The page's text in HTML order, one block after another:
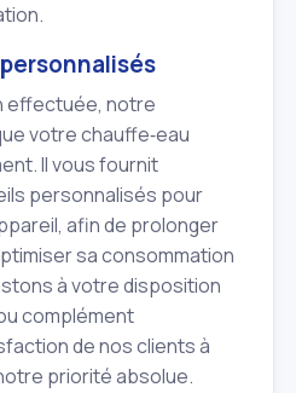
effectuée, notre
votre chauffe‑eau
Il vous fournit
personnalisés pour
afin de prolonger
sa consommation
à votre disposition
complément
de nos clients à
priorité absolue.